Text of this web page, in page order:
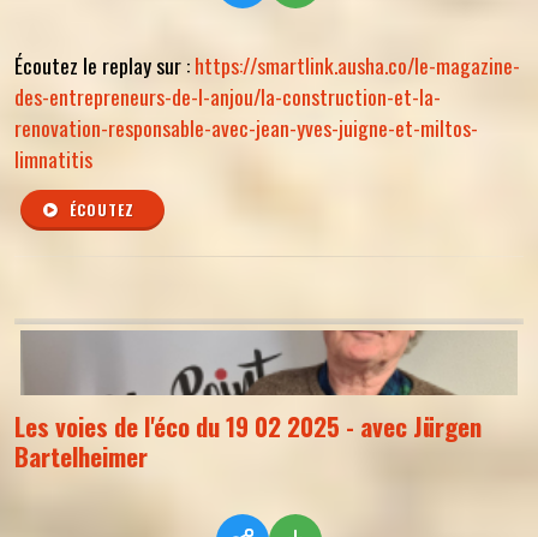
Écoutez le replay sur :https://smartlink.ausha.co/le-magazine-
des-entrepreneurs-de-l-anjou/la-construction-et-la-
renovation-responsable-avec-jean-yves-juigne-et-miltos-
limnatitis
ÉCOUTEZ
Les voies de l'éco du 19 02 2025 - avec Jürgen
Bartelheimer